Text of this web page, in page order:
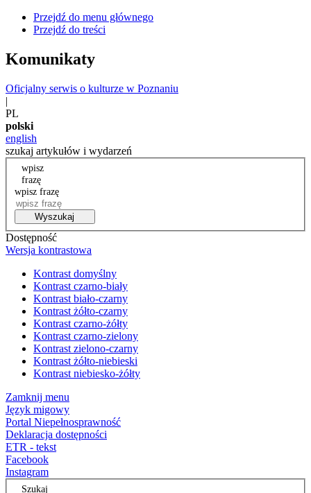
Przejdź do menu głównego
Przejdź do treści
Komunikaty
Oficjalny serwis o kulturze w Poznaniu
|
PL
polski
english
szukaj artykułów i wydarzeń
wpisz
frazę
wpisz frazę
Wyszukaj
Dostępność
Wersja kontrastowa
Kontrast domyślny
Kontrast czarno-biały
Kontrast biało-czarny
Kontrast żółto-czarny
Kontrast czarno-żółty
Kontrast czarno-zielony
Kontrast zielono-czarny
Kontrast żółto-niebieski
Kontrast niebiesko-żółty
Zamknij menu
Język migowy
Portal Niepełnosprawność
Deklaracja dostępności
ETR - tekst
Facebook
Instagram
Szukaj